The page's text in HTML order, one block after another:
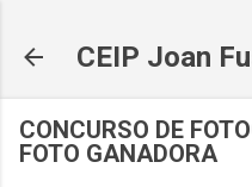
CEIP Joan
CONCURSO DE
FOTO GANADORA